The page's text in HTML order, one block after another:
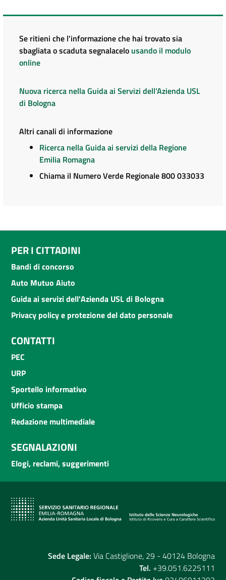
Se ritieni che l'informazione che hai trovato sia
sbagliata o scaduta segnalacelo usando il modulo
online
Nuova ricerca nella Guida ai Servizi dell'Azienda USL
di Bologna
Altri canali di informazione
Ricerca nella Guida ai servizi della Regione
Emilia Romagna
Chiama il Numero Verde Regionale 800 033033
PER I CITTADINI
Bandi di concorso
Auto Mutuo Aiuto
Guida ai servizi dell'Azienda USL di Bologna
Privacy policy e protezione del dato personale
CONTATTI
PEC
URP
Sportello informativo
Ufficio stampa
Redazione multimediale
SEGNALAZIONI
Elogi, reclami, suggerimenti
Sede Legale: Via Castiglione, 29 - 40124 Bologna
Tel. +39.051.6225111